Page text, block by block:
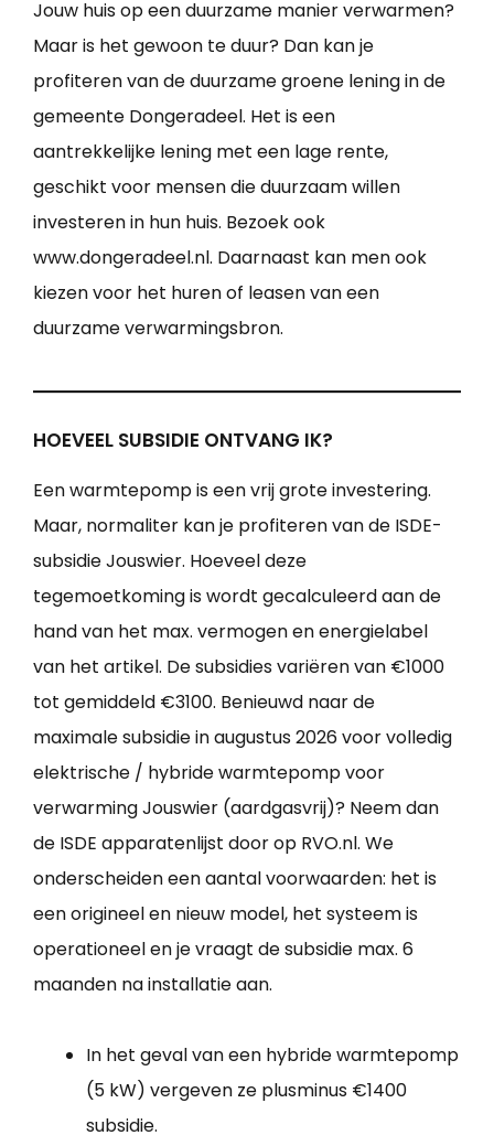
Jouw huis op een duurzame manier verwarmen?
Maar is het gewoon te duur? Dan kan je
profiteren van de duurzame groene lening in de
gemeente Dongeradeel. Het is een
aantrekkelijke lening met een lage rente,
geschikt voor mensen die duurzaam willen
investeren in hun huis. Bezoek ook
www.dongeradeel.nl. Daarnaast kan men ook
kiezen voor het huren of leasen van een
duurzame verwarmingsbron.
HOEVEEL SUBSIDIE ONTVANG IK?
Een warmtepomp is een vrij grote investering.
Maar, normaliter kan je profiteren van de ISDE-
subsidie Jouswier. Hoeveel deze
tegemoetkoming is wordt gecalculeerd aan de
hand van het max. vermogen en energielabel
van het artikel. De subsidies variëren van €1000
tot gemiddeld €3100. Benieuwd naar de
maximale subsidie in augustus 2026 voor volledig
elektrische / hybride warmtepomp voor
verwarming Jouswier (aardgasvrij)? Neem dan
de ISDE apparatenlijst door op RVO.nl. We
onderscheiden een aantal voorwaarden: het is
een origineel en nieuw model, het systeem is
operationeel en je vraagt de subsidie max. 6
maanden na installatie aan.
In het geval van een hybride warmtepomp
(5 kW) vergeven ze plusminus €1400
subsidie.